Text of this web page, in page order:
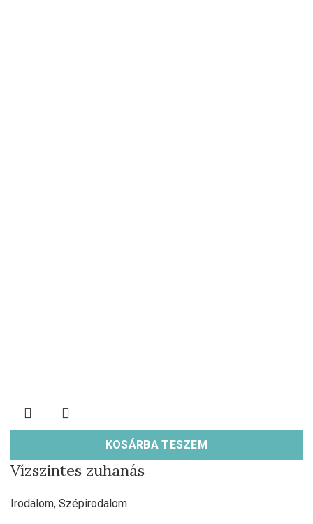
KOSÁRBA TESZEM
Vízszintes zuhanás
Irodalom, Szépirodalom